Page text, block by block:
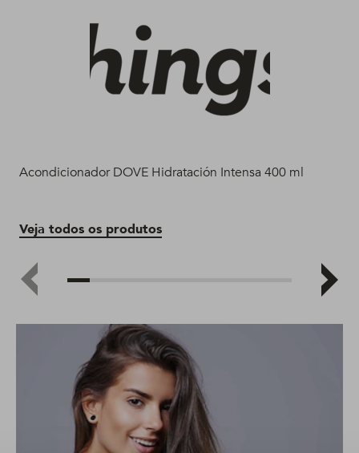
Acondicionador DOVE Hidratación Intensa 400 ml
Veja todos os produtos